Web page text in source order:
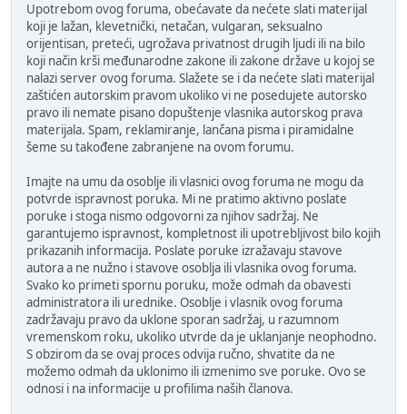
Upotrebom ovog foruma, obećavate da nećete slati materijal
koji je lažan, klevetnički, netačan, vulgaran, seksualno
orijentisan, preteći, ugrožava privatnost drugih ljudi ili na bilo
koji način krši međunarodne zakone ili zakone države u kojoj se
nalazi server ovog foruma. Slažete se i da nećete slati materijal
zaštićen autorskim pravom ukoliko vi ne posedujete autorsko
pravo ili nemate pisano dopuštenje vlasnika autorskog prava
materijala. Spam, reklamiranje, lančana pisma i piramidalne
šeme su takođene zabranjene na ovom forumu.
Imajte na umu da osoblje ili vlasnici ovog foruma ne mogu da
potvrde ispravnost poruka. Mi ne pratimo aktivno poslate
poruke i stoga nismo odgovorni za njihov sadržaj. Ne
garantujemo ispravnost, kompletnost ili upotrebljivost bilo kojih
prikazanih informacija. Poslate poruke izražavaju stavove
autora a ne nužno i stavove osoblja ili vlasnika ovog foruma.
Svako ko primeti spornu poruku, može odmah da obavesti
administratora ili urednike. Osoblje i vlasnik ovog foruma
zadržavaju pravo da uklone sporan sadržaj, u razumnom
vremenskom roku, ukoliko utvrde da je uklanjanje neophodno.
S obzirom da se ovaj proces odvija ručno, shvatite da ne
možemo odmah da uklonimo ili izmenimo sve poruke. Ovo se
odnosi i na informacije u profilima naših članova.